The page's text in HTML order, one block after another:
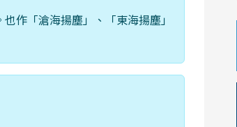
作「滄海揚塵」、「東海揚塵」